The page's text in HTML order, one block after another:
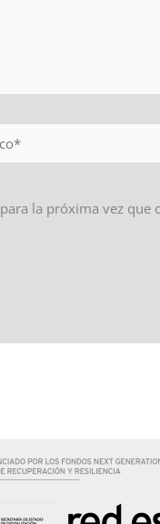
la próxima vez que